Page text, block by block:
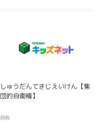
しゅうだんてきじえいけん【集
団的自衛権】
辞典